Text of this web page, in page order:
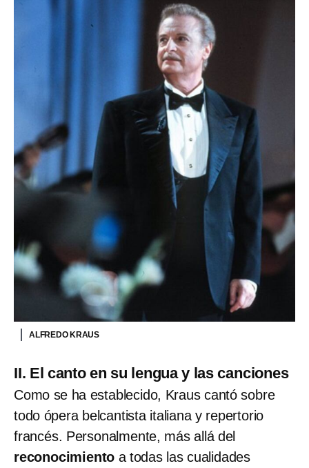
ALFREDO KRAUS
II. El canto en su lengua y las canciones
Como se ha establecido, Kraus cantó sobre
todo ópera belcantista italiana y repertorio
francés. Personalmente, más allá del
reconocimiento a todas las cualidades